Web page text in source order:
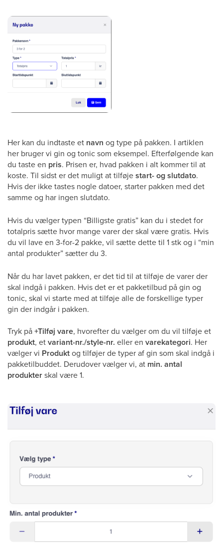
Her kan du indtaste et navn og type på pakken. I artiklen
her bruger vi gin og tonic som eksempel. Efterfølgende kan
du taste en pris. Prisen er, hvad pakken i alt kommer til at
koste. Til sidst er det muligt at tilføjestart- og slutdato.
Hvis der ikke tastes nogle datoer, starter pakken med det
samme og har ingen slutdato.
Hvis du vælger typen “Billigste gratis” kan du i stedet for
totalpris sætte hvor mange varer der skal være gratis. Hvis
du vil lave en 3-for-2 pakke, vil sætte dette til 1 stk og i “min
antal produkter” sætter du 3.
Når du har lavet pakken, er det tid til at tilføje de varer der
skal indgå i pakken. Hvis det er et pakketilbud på gin og
tonic, skal vi starte med at tilføje alle de forskellige typer
gin der indgår i pakken.
Tryk på+Tilføj vare, hvorefter du vælger om du vil tilføje et
produkt, etvariant-nr./style-nr. eller en varekategori. Her
vælger vi Produktog tilføjer de typer af gin som skal indgå i
pakketilbuddet. Derudover vælger vi, at min. antal
produkterskal være 1.